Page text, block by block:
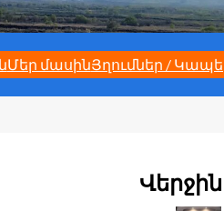
Մեր մասինՅղումներ /